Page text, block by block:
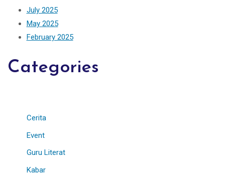
July 2025
May 2025
February 2025
Categories
Cerita
Event
Guru Literat
Kabar